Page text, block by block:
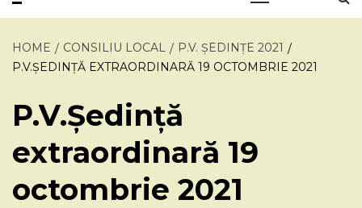
HOME CONSILIU LOCAL
P.V. ȘEDINȚE 2021
P.V.ȘEDINȚĂ EXTRAORDINARĂ 19 OCTOMBRIE 2021
P.V.Ședință
extraordinară 19
octombrie 2021